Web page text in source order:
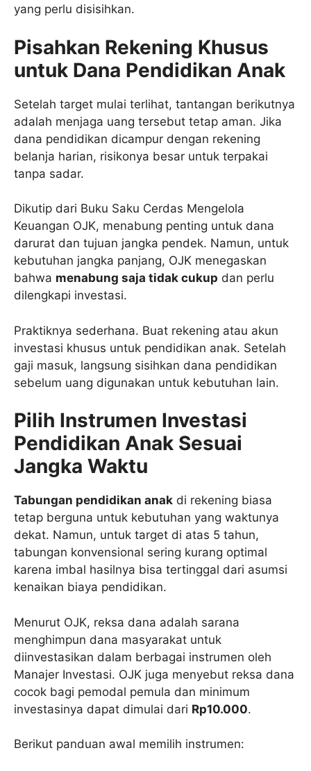
yang perlu disisihkan.
Pisahkan Rekening Khusus
untuk Dana Pendidikan Anak
Setelah target mulai terlihat, tantangan berikutnya
adalah menjaga uang tersebut tetap aman. Jika
dana pendidikan dicampur dengan rekening
belanja harian, risikonya besar untuk terpakai
tanpa sadar.
Dikutip dari Buku Saku Cerdas Mengelola
Keuangan OJK, menabung penting untuk dana
darurat dan tujuan jangka pendek. Namun, untuk
kebutuhan jangka panjang, OJK menegaskan
bahwa menabung saja tidak cukup dan perlu
dilengkapi investasi.
Praktiknya sederhana. Buat rekening atau akun
investasi khusus untuk pendidikan anak. Setelah
gaji masuk, langsung sisihkan dana pendidikan
sebelum uang digunakan untuk kebutuhan lain.
Pilih Instrumen Investasi
Pendidikan Anak Sesuai
Jangka Waktu
Tabungan pendidikan anak di rekening biasa
tetap berguna untuk kebutuhan yang waktunya
dekat. Namun, untuk target di atas 5 tahun,
tabungan konvensional sering kurang optimal
karena imbal hasilnya bisa tertinggal dari asumsi
kenaikan biaya pendidikan.
Menurut OJK, reksa dana adalah sarana
menghimpun dana masyarakat untuk
diinvestasikan dalam berbagai instrumen oleh
Manajer Investasi. OJK juga menyebut reksa dana
cocok bagi pemodal pemula dan minimum
investasinya dapat dimulai dari Rp10.000.
Berikut panduan awal memilih instrumen: